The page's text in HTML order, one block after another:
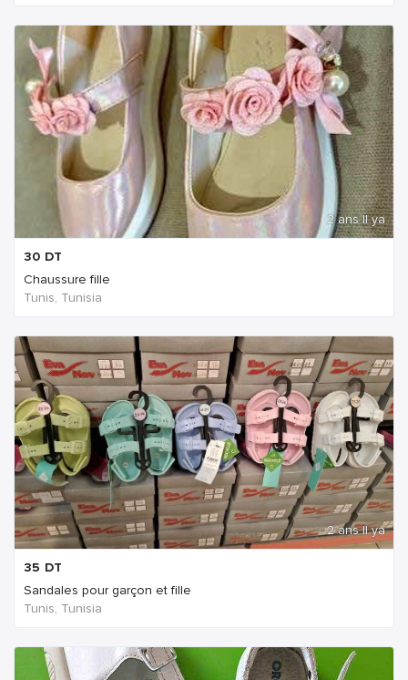
2 ans Il ya
30 DT
Chaussure fille
Tunis, Tunisia
2 ans Il ya
35 DT
Sandales pour garçon et fille
Tunis, Tunisia